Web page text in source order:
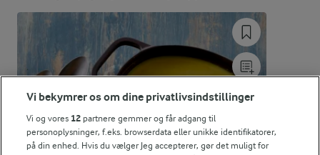
342 kJ / 82 kcal
Energifordeling
Fiber:
1,5 g
Vi bekymrer os om dine privatlivsindstillinger
Vi og vores 12 partnere gemmer og får adgang til
personoplysninger, f.eks. browserdata eller unikke identifikatorer,
på din enhed. Hvis du vælger Jeg accepterer, gør det muligt for